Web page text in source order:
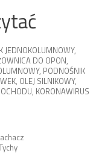
JEDNOKOLUMNOWY,
DO OPON,
, PODNOŚNIK
, OLEJ SILNIKOWY,
, KORONAWIRUS